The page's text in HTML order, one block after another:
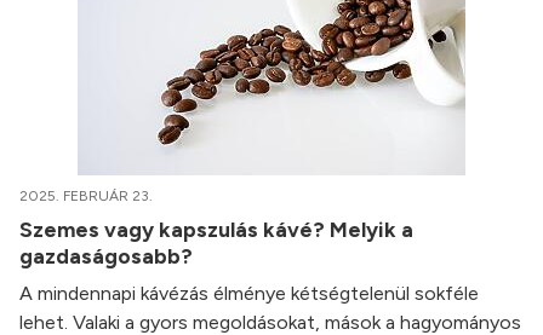
2025. FEBRUÁR 23.
Szemes vagy kapszulás kávé? Melyik a
gazdaságosabb?
A mindennapi kávézás élménye kétségtelenül sokféle
lehet. Valaki a gyors megoldásokat, mások a hagyományos